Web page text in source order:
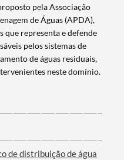
pela Associação
de Águas (APDA),
que representa e defende
pelos sistemas de
de águas residuais,
neste domínio.
de distribuição de água